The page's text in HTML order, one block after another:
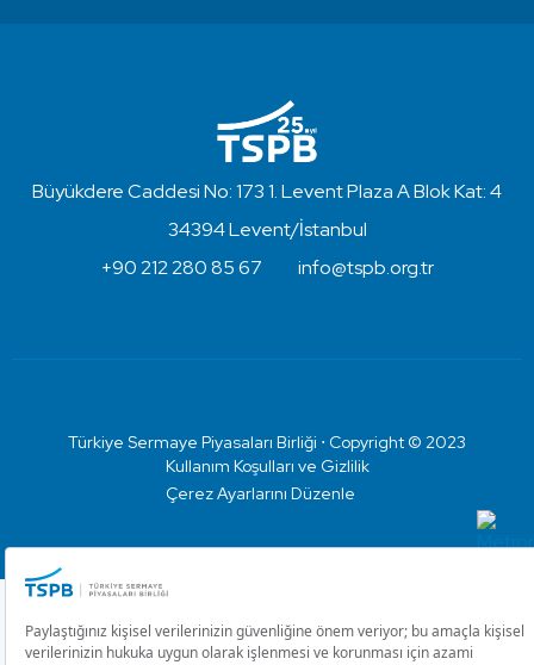
Büyükdere Caddesi No: 173 1. Levent Plaza A Blok Kat: 4
34394 Levent/İstanbul
+90 212 280 85 67
info@tspb.org.tr
Türkiye Sermaye Piyasaları Birliği ⋅ Copyright © 2023
Kullanım Koşulları ve Gizlilik
Çerez Ayarlarını Düzenle